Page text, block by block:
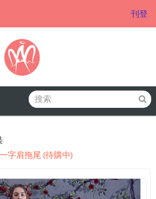
刊登
字肩拖尾 (待購中)